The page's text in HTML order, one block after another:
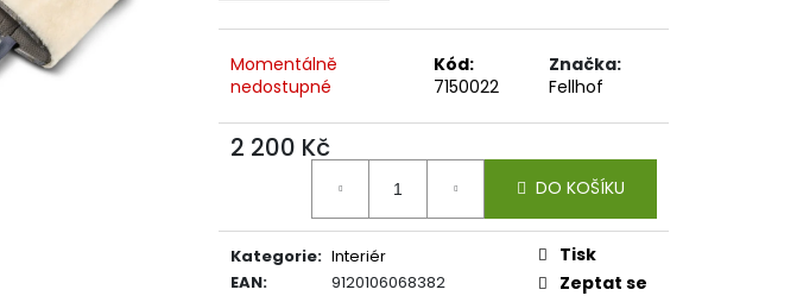
Momentálně
nedostupné
Kód:
7150022
Značka:
Fellhof
2 200 Kč
DO KOŠÍKU
Kategorie: Interiér
EAN: 9120106068382
Tisk
Zeptat se
549 Kč